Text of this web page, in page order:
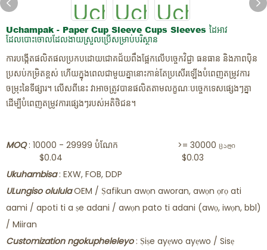
Uchampak - Paper Cup Sleeve Cups Sleeves ដៃអាវ
ដែលបោះចោលដែលងាយស្រួលប្រើសម្រាប់បរិស្ថាន
ការបង្កើតផលិតផលប្រកបដោយជោគជ័យពឹងផ្អែកលើបច្ចេកវិជ្ជា ធនធាន និងភាពប៉ិន
ប្រសប់កម្រិតខ្ពស់ ហើយក្នុងពេលជាមួយគ្នានោះកាន់តែប្រសើរឡើងបំពេញតម្រូវការ
ចម្រុះនៃទីផ្សារ។ លើសពីនេះ វាអាចត្រូវបានផលិតតាមលក្ខណៈបច្ចេកទេសផ្សេងៗគ្នា
ដើម្បីបំពេញតម្រូវការផ្សេងៗរបស់អតិថិជន។
MOQ: 10000 - 29999 បំណែក >= 30000 ცალი
$0.04 $0.03
Ukuhambisa: EXW, FOB, DDP
ULungiso olululaOEM / Ṣafikun awọn aworan, awọn ọrọ ati
aami / apoti ti a ṣe adani / awọn pato ti adani (awọ, iwọn, bbl)
/ Miiran
Customization ngokupheleleyo : Ṣiṣe ayẹwo ayẹwo / Sisẹ